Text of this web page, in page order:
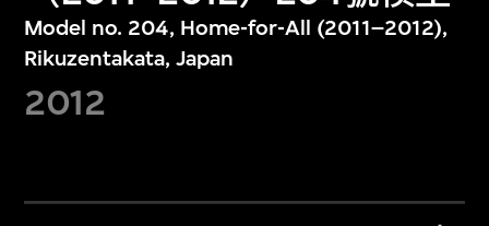
Model no. 204, Home-for-All (2011–2012),
Rikuzentakata, Japan
2012